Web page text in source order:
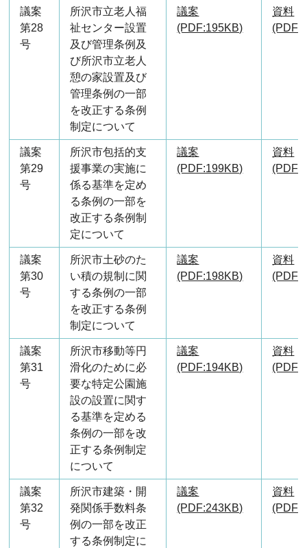
議案
第28
号
所沢市立老人福
祉センター設置
及び管理条例及
び所沢市立老人
憩の家設置及び
管理条例の一部
を改正する条例
制定について
議案
(PDF:195KB)
資料
議案
第29
号
所沢市包括的支
援事業の実施に
係る基準を定め
る条例の一部を
改正する条例制
定について
議案
(PDF:199KB)
資料
議案
第30
号
所沢市土砂のた
い積の規制に関
する条例の一部
を改正する条例
制定について
議案
(PDF:198KB)
資料
議案
第31
号
所沢市移動等円
滑化のために必
要な特定公園施
設の設置に関す
る基準を定める
条例の一部を改
正する条例制定
について
議案
(PDF:194KB)
資料
議案
第32
号
所沢市建築・開
発関係手数料条
例の一部を改正
する条例制定に
議案
(PDF:243KB)
資料